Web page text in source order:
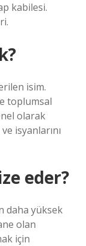
kabilesi.
isim.
toplumsal
olarak
isyanlarını
eder?
olan
için